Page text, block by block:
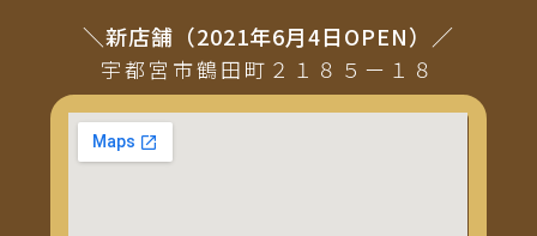
＼新店舗（2021年6月4日OPEN）／
宇都宮市鶴田町２１８５ー１８